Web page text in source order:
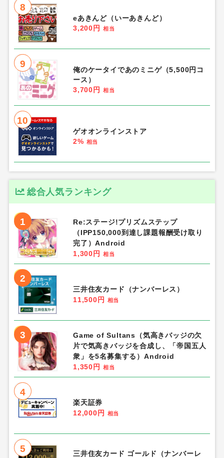
8
eあきんど（いーあきんど）
3,200円
相当
9
俺のケータイであのミニゲ（5,500円コ
ース）
3,700円
相当
10
ゲオオンラインストア
2% 相当
総合人気ランキング
1
Re:ステージ!プリズムステップ
（IPP150,000到達し課題報酬受け取り
完了）Android
1,300円
相当
2
三井住友カード（ナンバーレス）
11,500円
相当
3
Game of Sultans（気高きバッジの欠
片で気高きバッジを合成し、「帝国五人
衆」を5名募集する）Android
1,350円
相当
4
楽天証券
12,000円
相当
5
三井住友カード ゴールド（ナンバーレ